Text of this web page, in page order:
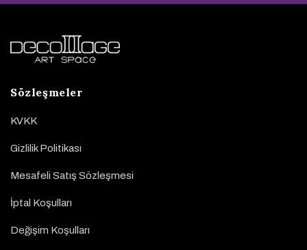
Sözleşmeler
KVKK
Gizlilik Politikası
Mesafeli Satış Sözleşmesi
İptal Koşulları
Değişim Koşulları